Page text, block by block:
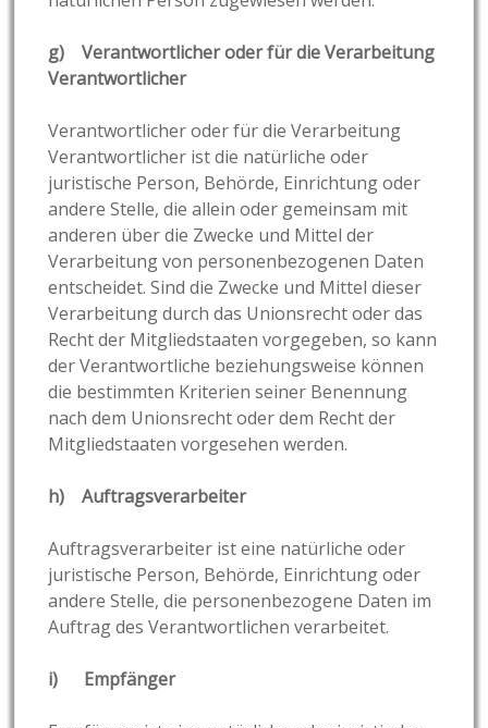
g) Verantwortlicher oder für die Verarbeitung
Verantwortlicher
Verantwortlicher oder für die Verarbeitung
Verantwortlicher ist die natürliche oder
juristische Person, Behörde, Einrichtung oder
andere Stelle, die allein oder gemeinsam mit
anderen über die Zwecke und Mittel der
Verarbeitung von personenbezogenen Daten
entscheidet. Sind die Zwecke und Mittel dieser
Verarbeitung durch das Unionsrecht oder das
Recht der Mitgliedstaaten vorgegeben, so kann
der Verantwortliche beziehungsweise können
die bestimmten Kriterien seiner Benennung
nach dem Unionsrecht oder dem Recht der
Mitgliedstaaten vorgesehen werden.
h) Auftragsverarbeiter
Auftragsverarbeiter ist eine natürliche oder
juristische Person, Behörde, Einrichtung oder
andere Stelle, die personenbezogene Daten im
Auftrag des Verantwortlichen verarbeitet.
i) Empfänger